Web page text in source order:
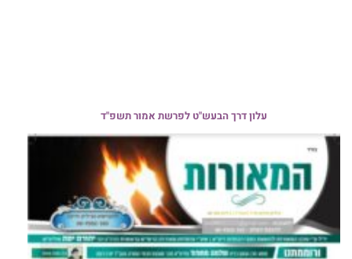
עלון דרך הבעש"ט לפרשת אמור תשפ"ד